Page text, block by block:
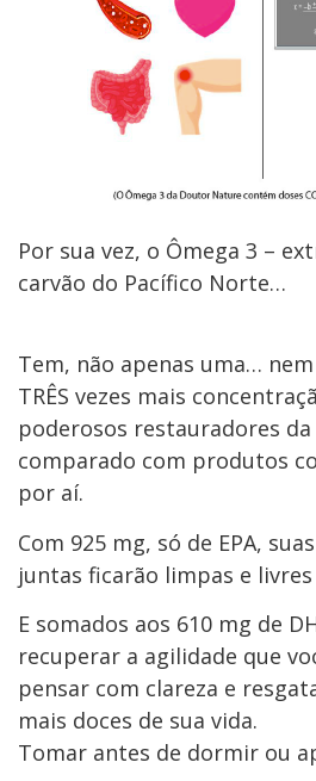
Por sua vez, o Ômega 3 –
carvão do Pacífico Norte…
Tem, não apenas uma…
TRÊS vezes mais
poderosos restauradores
comparado com produtos
por aí.
Com 925 mg, só de EPA,
juntas ficarão limpas e
E somados aos 610 mg de
recuperar a agilidade que
pensar com clareza e
mais doces de sua vida.
Tomar antes de dormir ou